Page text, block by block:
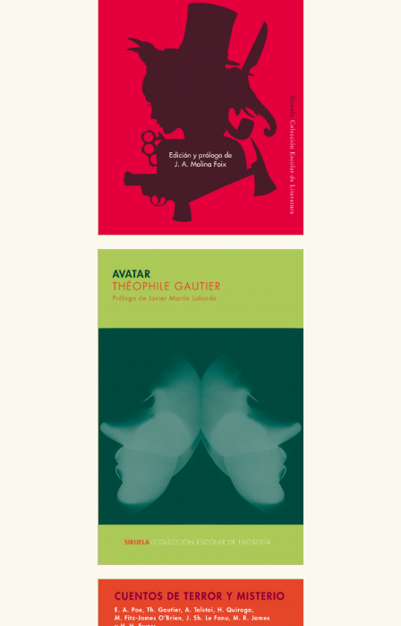
CONFIGURACIÓN DE COOKIES
HABILITAR TODO RECHAZAR TODO
web funcione y no es posible deshabilitarlas desde
nuestro sistema. Es posible hacerlo desde el
navegador, pero en ese caso es posible que algunas
áreas de nuestra web dejen de funcionar
correctamente.